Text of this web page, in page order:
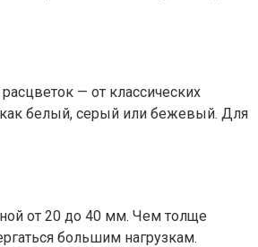
— от классических
как белый, серый или бежевый. Для
от 20 до 40 мм. Чем толще
большим нагрузкам.